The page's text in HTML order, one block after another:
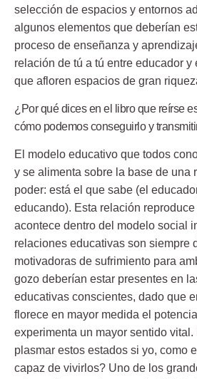
selección de espacios y entornos
algunos elementos que deberían
proceso de enseñanza y
relación de tú a tú entre educador y
que afloren espacios de gran
¿Por qué dices en el libro que reírse
cómo podemos conseguirlo y
El modelo educativo que todos
y se alimenta sobre la base de una
poder: está el que sabe (el
educando). Esta relación
acontece dentro del modelo social
relaciones educativas son siempre
motivadoras de sufrimiento para
gozo deberían estar presentes en
educativas conscientes, dado que
florece en mayor medida el
experimenta un mayor sentido
plasmar estos estados si yo, como
capaz de vivirlos? Uno de los